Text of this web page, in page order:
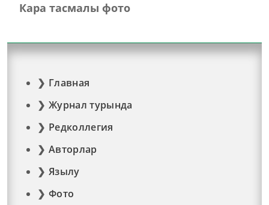
Кара тасмалы фото
Главная
Журнал турында
Редколлегия
Авторлар
Язылу
Фото